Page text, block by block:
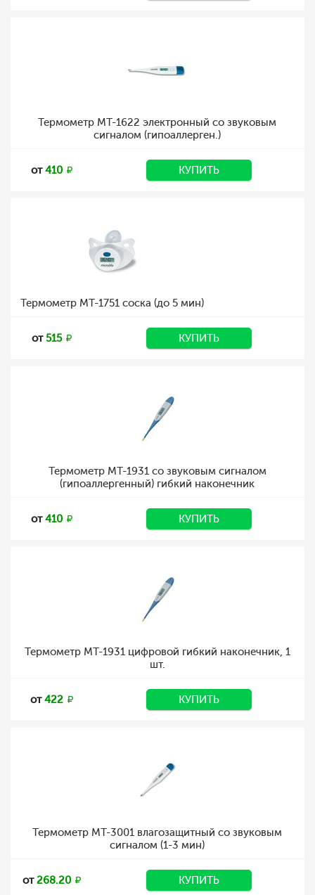
Термометр MT-1622 электронный со звуковым
сигналом (гипоаллерген.)
от410 КУПИТЬ
Термометр MT-1751 соска (до 5 мин)
от515 КУПИТЬ
Термометр MT-1931 со звуковым сигналом
(гипоаллергенный) гибкий наконечник
от410 КУПИТЬ
Термометр MT-1931 цифровой гибкий наконечник, 1
шт.
от422 КУПИТЬ
Термометр MT-3001 влагозащитный со звуковым
сигналом (1-3 мин)
от268.20 КУПИТЬ